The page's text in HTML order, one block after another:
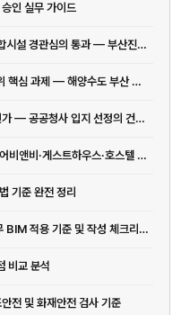
인 실무 가이드
[도시·개발] 명지지구 이재모피자 공장·복합시설 경관심의 통과 — 부산진해경제자유구역 건축 현황
[도시·개발] 전재수 부산시장 당선인 인수위 핵심 과제 — 해양수도 부산 완성과 ...
[도시·개발] 해수부 본청사 부지, 왜 북항인가 — 공공청사 입지 선정의 건축·도시계획 기준
[법규] 숙박업 합법 운영 4가지 루트 — 에어비앤비·게스트하우스·호스텔 법규 완전 정리
기준 완전 정리
[bim·스마트건설] 2026년 공공건축 의무 BIM 적용 기준 및 작성 체크리스트
비교 분석
전 및 화재안전 검사 기준